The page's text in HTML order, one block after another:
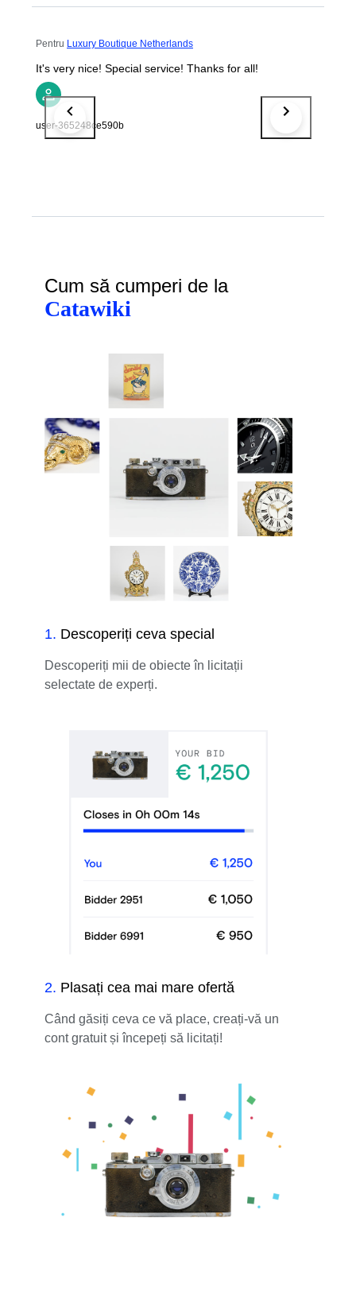
Pentru Luxury Boutique Netherlands
It's very nice! Special service! Thanks for all!
user-365248ce590b
Cum să cumperi de la
Catawiki
1. Descoperiți ceva special
Descoperiți mii de obiecte în licitații
selectate de experți.
2. Plasați cea mai mare ofertă
Când găsiți ceva ce vă place, creați-vă un
cont gratuit și începeți să licitați!